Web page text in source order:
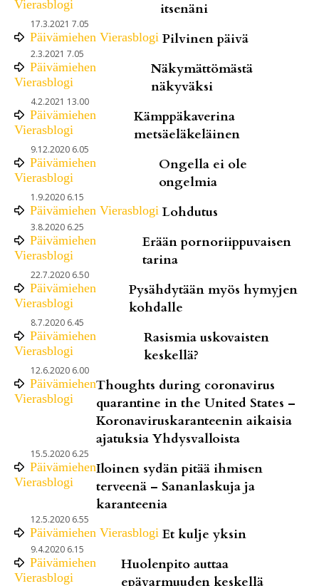
Vierasblogi itsenäni
17.3.2021 7.05
Päivämiehen Vierasblogi Pilvinen päivä
2.3.2021 7.05
Päivämiehen
Vierasblogi
Näkymättömästä
näkyväksi
4.2.2021 13.00
Päivämiehen
Vierasblogi
Kämppäkaverina
metsäeläkeläinen
9.12.2020 6.05
Päivämiehen
Vierasblogi
Ongella ei ole
ongelmia
1.9.2020 6.15
Päivämiehen Vierasblogi Lohdutus
3.8.2020 6.25
Päivämiehen
Vierasblogi
Erään pornoriippuvaisen
tarina
22.7.2020 6.50
Päivämiehen
Vierasblogi
Pysähdytään myös hymyjen
kohdalle
8.7.2020 6.45
Päivämiehen
Vierasblogi
Rasismia uskovaisten
keskellä?
12.6.2020 6.00
Päivämiehen
Vierasblogi
Thoughts during coronavirus
quarantine in the United States –
Koronaviruskaranteenin aikaisia
ajatuksia Yhdysvalloista
15.5.2020 6.25
Päivämiehen
Vierasblogi
Iloinen sydän pitää ihmisen
terveenä – Sananlaskuja ja
karanteenia
12.5.2020 6.55
Päivämiehen Vierasblogi Et kulje yksin
9.4.2020 6.15
Päivämiehen
Vierasblogi
Huolenpito auttaa
epävarmuuden keskellä